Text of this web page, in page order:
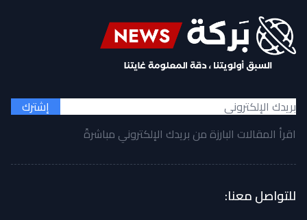
إشترك
اقرأ المقالات البارزة من بريدك الإلكتروني مباشرةً
للتواصل معنا: